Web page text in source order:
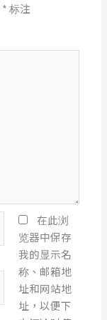
*标注
在此浏
览器中保存
我的显示名
称、邮箱地
址和网站地
址，以便下